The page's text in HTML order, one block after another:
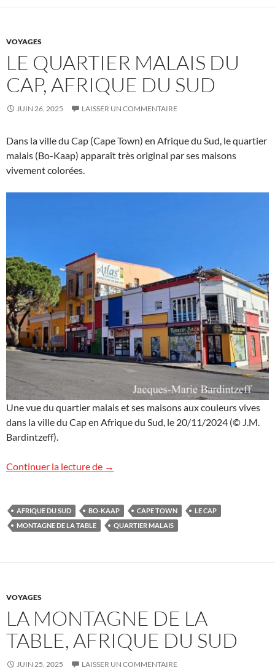
VOYAGES
LE QUARTIER MALAIS DU
CAP, AFRIQUE DU SUD
JUIN 26, 2025 LAISSER UN COMMENTAIRE
Dans la ville du Cap (Cape Town) en Afrique du Sud, le quartier
malais (Bo-Kaap) apparaît très original par ses maisons
vivement colorées.
Une vue du quartier malais et ses maisons aux couleurs vives
dans la ville du Cap en Afrique du Sud, le 20/11/2024 (© J.M.
Bardintzeff).
Continuer la lecture de Le quartier malais du Cap, Afrique du
→
AFRIQUE DU SUD BO-KAAP CAPE TOWN
LE CAP
MONTAGNE DE LA TABLE
QUARTIER MALAIS
VOYAGES
LA MONTAGNE DE LA
TABLE, AFRIQUE DU SUD
JUIN 25, 2025 LAISSER UN COMMENTAIRE